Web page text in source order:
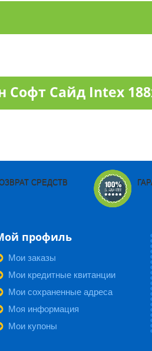
Сайд Intex
СРЕДСТВ
профиль
Мои заказы
Мои кредитные квитанции
Мои сохраненные адреса
Моя информация
Мои купоны